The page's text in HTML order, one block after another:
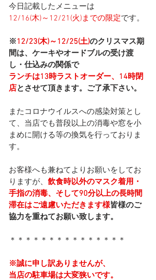
今日記載したメニューは
12/16(木)～12/21(火)までの限定です。
※12/23(木)～12/25(土)のクリスマス期
間は、ケーキやオードブルの受け渡
し・仕込みの関係で
ランチは13時ラストオーダー、14時閉
店とさせて頂きます。ご了承下さい。
またコロナウイルスへの感染対策とし
て、当店でも普段以上の消毒や窓を小
まめに開ける等の換気を行っておりま
す。
お客様へも兼ねてよりお願いをしてお
りますが、 飲食時以外のマスク着用・
手指の消毒、そして90分以上の長時間
滞在はご遠慮いただきます様皆様のご
協力を重ねてお願い致します。
＊＊＊＊＊＊＊＊＊＊＊＊＊＊＊
※誠に申し訳ありませんが、
当店の駐車場は大変狭いです。